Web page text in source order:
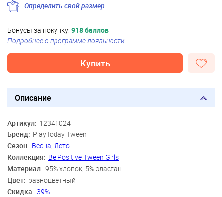
Определить свой размер
Бонусы за покупку: 918 баллов
Подробнее о программе лояльности
Купить
Описание
Артикул: 12341024
Бренд: PlayToday Tween
Сезон: Весна, Лето
Коллекция: Be Positive Tween Girls
Материал: 95% хлопок, 5% эластан
Цвет: разноцветный
Скидка: 39%